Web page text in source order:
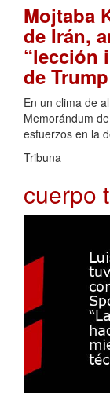
Mojtaba
de Irán,
“lección
de Trump
En un clima de
Memorándum
esfuerzos en la
Tribuna
cuerpo